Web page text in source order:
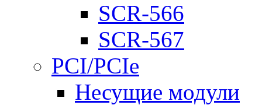
SCR-566
SCR-567
PCI/PCIe
Несущие модули